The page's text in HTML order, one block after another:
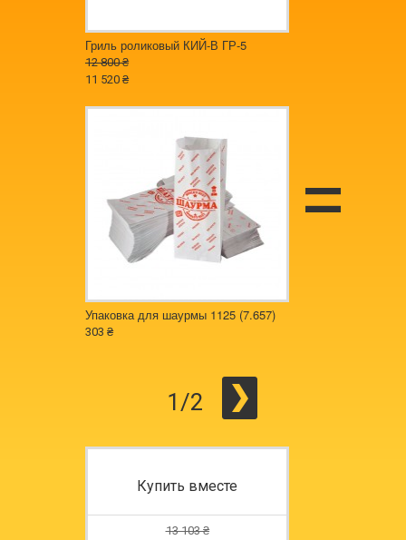
Гриль роликовый КИЙ-В ГР-5
12 800 ₴
11 520 ₴
Упаковка для шаурмы 1125 (7.657)
303 ₴
1/2
Купить вместе
13 103 ₴